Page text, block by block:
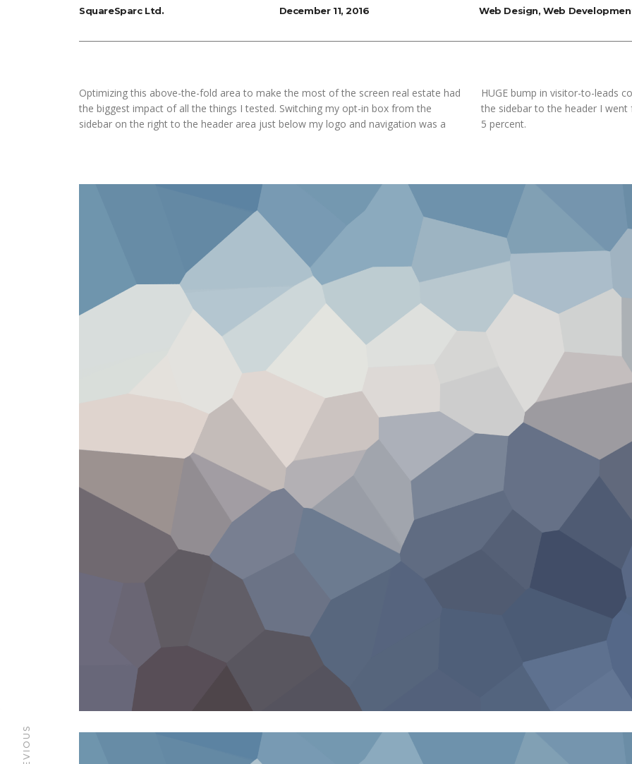
SquareSparc Ltd. December 11, 2016 Web Design, Web
Optimizing this above-the-fold area to make the most of the screen real estate had
the biggest impact of all the things I tested. Switching my opt-in box from the
sidebar on the right to the header area just below my logo and navigation was a
HUGE bump in visitor-to-leads
the sidebar to the header I
5 percent.